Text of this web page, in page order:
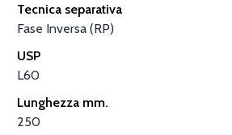
Tecnica separativa
Fase Inversa (RP)
USP
L60
Lunghezza mm.
250